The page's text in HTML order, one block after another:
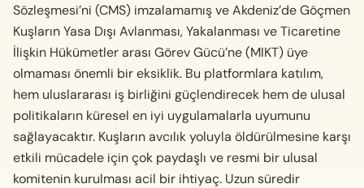
Sözleşmesi’ni (CMS) imzalamamış ve Akdeniz’de Göçmen
Kuşların Yasa Dışı Avlanması, Yakalanması ve Ticaretine
İlişkin Hükümetler arası Görev Gücü’ne (MIKT) üye
olmaması önemli bir eksiklik. Bu platformlara katılım,
hem uluslararası iş birliğini güçlendirecek hem de ulusal
politikaların küresel en iyi uygulamalarla uyumunu
sağlayacaktır. Kuşların avcılık yoluyla öldürülmesine karşı
etkili mücadele için çok paydaşlı ve resmi bir ulusal
komitenin kurulması acil bir ihtiyaç. Uzun süredir